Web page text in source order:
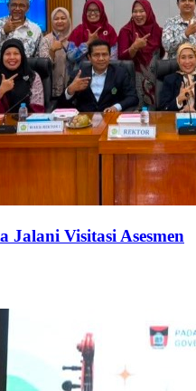
Jalani Visitasi Asesmen